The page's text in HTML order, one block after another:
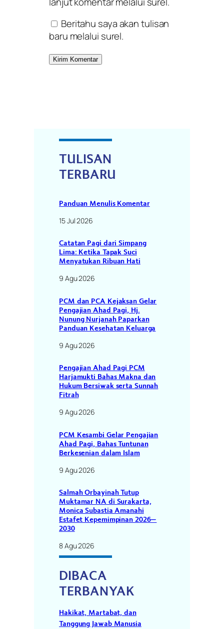
Beritahu saya akan tulisan
baru melalui surel.
TULISAN
TERBARU
Panduan Menulis Komentar
15 Jul 2026
Catatan Pagi dari Simpang
Lima: Ketika Tapak Suci
Menyatukan Ribuan Hati
9 Agu 2026
PCM dan PCA Kejaksan Gelar
Pengajian Ahad Pagi, Hj.
Nunung Nurjanah Paparkan
Panduan Kesehatan Keluarga
9 Agu 2026
Pengajian Ahad Pagi PCM
Harjamukti Bahas Makna dan
Hukum Bersiwak serta Sunnah
Fitrah
9 Agu 2026
PCM Kesambi Gelar Pengajian
Ahad Pagi, Bahas Tuntunan
Berkesenian dalam Islam
9 Agu 2026
Salmah Orbayinah Tutup
Muktamar NA di Surakarta,
Monica Subastia Amanahi
Estafet Kepemimpinan 2026–
2030
8 Agu 2026
DIBACA
TERBANYAK
Hakikat, Martabat, dan
Tanggung Jawab Manusia